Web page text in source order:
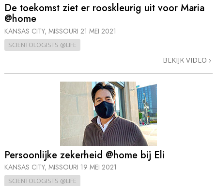
De toekomst ziet er rooskleurig uit voor Maria
@home
KANSAS CITY, MISSOURI 21 MEI 2021
SCIENTOLOGISTS @LIFE
BEKIJK VIDEO
Persoonlijke zekerheid @home bij Eli
KANSAS CITY, MISSOURI 19 MEI 2021
SCIENTOLOGISTS @LIFE